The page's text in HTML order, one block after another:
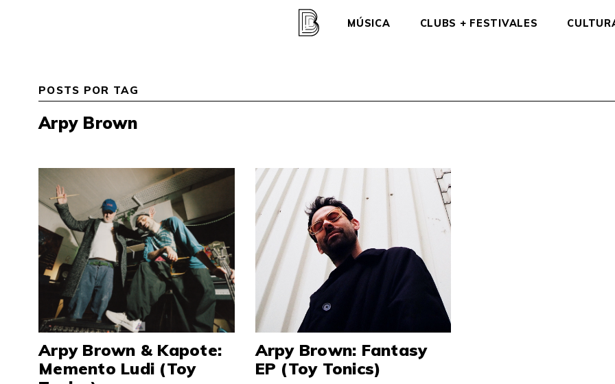
MÚSICA CLUBS + FESTIVALES
POSTS POR TAG
Arpy Brown
Arpy Brown & Kapote:
Memento Ludi (Toy
Arpy Brown: Fantasy
EP (Toy Tonics)